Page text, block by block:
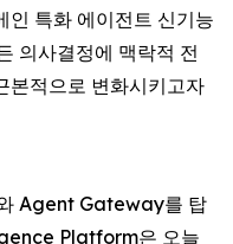
인 특화 에이전트 신기능
의사결정에 맥락적 전
본적으로 변화시키고자
Agent Gateway를 탑
Platform은 오늘